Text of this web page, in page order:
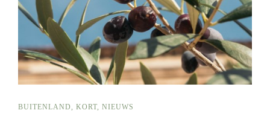
BUITENLAND KORT NIEUWS